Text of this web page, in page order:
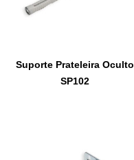
Suporte Prateleira Oculto
SP102